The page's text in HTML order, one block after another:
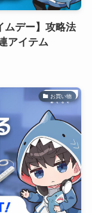
ムデー】攻略法
アイテム
お買い物